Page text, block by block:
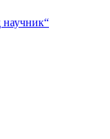
научник“